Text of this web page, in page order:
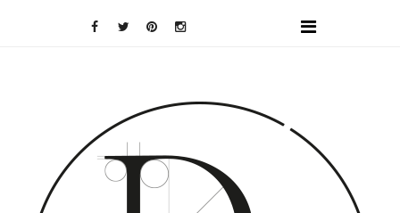
DOMINO
EFFECT